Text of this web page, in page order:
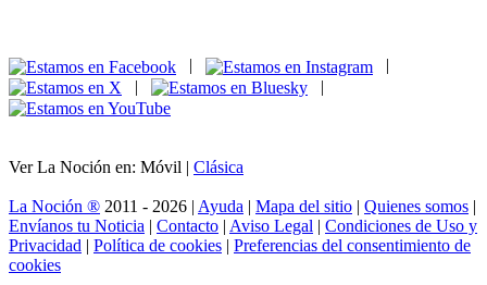
|
|
Ver La Noción en: Móvil | Clásica
La Noción ® 2011 - 2026 | Ayuda | Mapa del sitio | Quienes somos |
Envíanos tu Noticia | Contacto | Aviso Legal | Condiciones de Uso y
Privacidad | Política de cookies | Preferencias del consentimiento de
cookies